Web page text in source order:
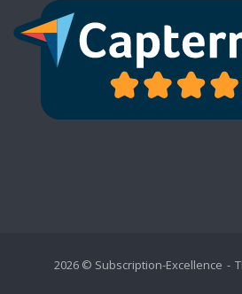
2026 © Subscription-Excellence